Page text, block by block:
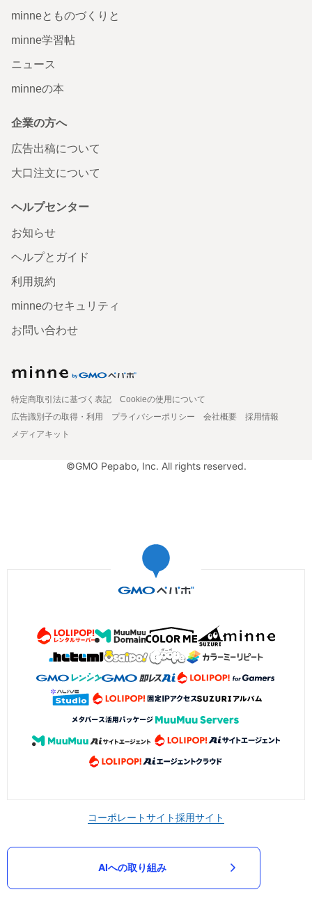
minneとものづくりと
minne学習帖
ニュース
minneの本
企業の方へ
広告出稿について
大口注文について
ヘルプセンター
お知らせ
ヘルプとガイド
利用規約
minneのセキュリティ
お問い合わせ
特定商取引法に基づく表記
Cookieの使用について
広告識別子の取得・利用
プライバシーポリシー 会社概要
採用情報
メディアキット
©GMO Pepabo, Inc. All rights reserved.
コーポレートサイト採用サイト
AIへの取り組み